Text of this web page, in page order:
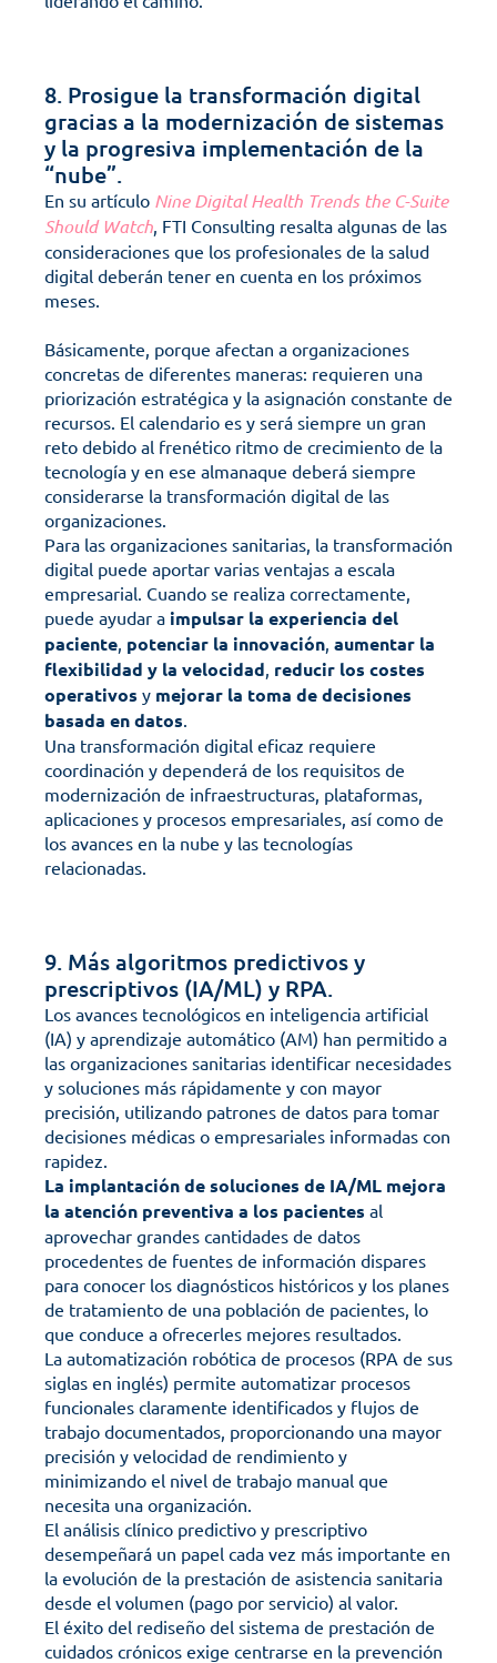
8. Prosigue la transformación digital
gracias a la modernización de sistemas
y la progresiva implementación de la
“nube”.
En su artículo Nine Digital Health Trends the C-Suite
Should Watch, FTI Consulting resalta algunas de las
consideraciones que los profesionales de la salud
digital deberán tener en cuenta en los próximos
meses.
Básicamente, porque afectan a organizaciones
concretas de diferentes maneras: requieren una
priorización estratégica y la asignación constante de
recursos. El calendario es y será siempre un gran
reto debido al frenético ritmo de crecimiento de la
tecnología y en ese almanaque deberá siempre
considerarse la transformación digital de las
organizaciones.
Para las organizaciones sanitarias, la transformación
digital puede aportar varias ventajas a escala
empresarial. Cuando se realiza correctamente,
puede ayudar a impulsar la experiencia del
paciente, potenciar la innovación, aumentar la
flexibilidad y la velocidad, reducir los costes
operativos y mejorar la toma de decisiones
basada en datos.
Una transformación digital eficaz requiere
coordinación y dependerá de los requisitos de
modernización de infraestructuras, plataformas,
aplicaciones y procesos empresariales, así como de
los avances en la nube y las tecnologías
relacionadas.
9. Más algoritmos predictivos y
prescriptivos (IA/ML) y RPA.
Los avances tecnológicos en inteligencia artificial
(IA) y aprendizaje automático (AM) han permitido a
las organizaciones sanitarias identificar necesidades
y soluciones más rápidamente y con mayor
precisión, utilizando patrones de datos para tomar
decisiones médicas o empresariales informadas con
rapidez.
La implantación de soluciones de IA/ML mejora
la atención preventiva a los pacientes al
aprovechar grandes cantidades de datos
procedentes de fuentes de información dispares
para conocer los diagnósticos históricos y los planes
de tratamiento de una población de pacientes, lo
que conduce a ofrecerles mejores resultados.
La automatización robótica de procesos (RPA de sus
siglas en inglés) permite automatizar procesos
funcionales claramente identificados y flujos de
trabajo documentados, proporcionando una mayor
precisión y velocidad de rendimiento y
minimizando el nivel de trabajo manual que
necesita una organización.
El análisis clínico predictivo y prescriptivo
desempeñará un papel cada vez más importante en
la evolución de la prestación de asistencia sanitaria
desde el volumen (pago por servicio) al valor.
El éxito del rediseño del sistema de prestación de
cuidados crónicos exige centrarse en la prevención